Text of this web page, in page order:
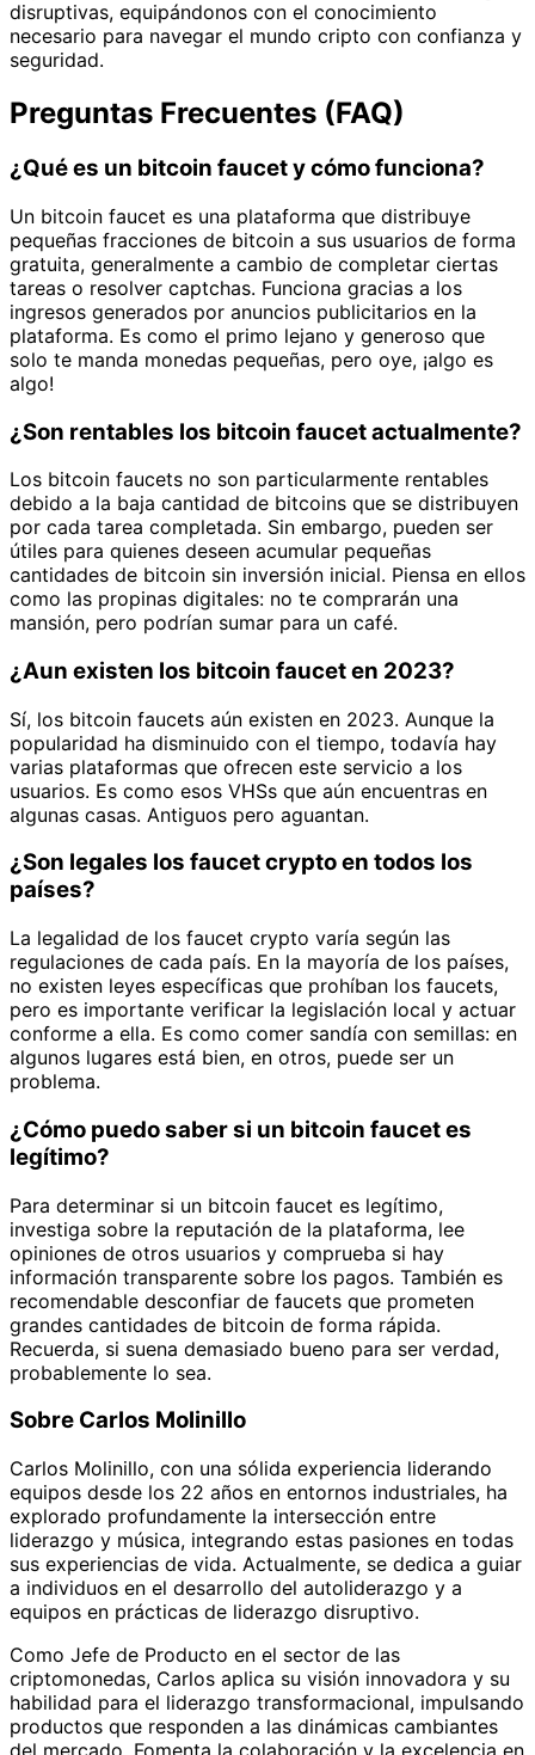
disruptivas, equipándonos con el conocimiento
necesario para navegar el mundo cripto con confianza y
seguridad.
Preguntas Frecuentes (FAQ)
¿Qué es un bitcoin faucet y cómo funciona?
Un bitcoin faucet es una plataforma que distribuye
pequeñas fracciones de bitcoin a sus usuarios de forma
gratuita, generalmente a cambio de completar ciertas
tareas o resolver captchas. Funciona gracias a los
ingresos generados por anuncios publicitarios en la
plataforma. Es como el primo lejano y generoso que
solo te manda monedas pequeñas, pero oye, ¡algo es
algo!
¿Son rentables los bitcoin faucet actualmente?
Los bitcoin faucets no son particularmente rentables
debido a la baja cantidad de bitcoins que se distribuyen
por cada tarea completada. Sin embargo, pueden ser
útiles para quienes deseen acumular pequeñas
cantidades de bitcoin sin inversión inicial. Piensa en ellos
como las propinas digitales: no te comprarán una
mansión, pero podrían sumar para un café.
¿Aun existen los bitcoin faucet en 2023?
Sí, los bitcoin faucets aún existen en 2023. Aunque la
popularidad ha disminuido con el tiempo, todavía hay
varias plataformas que ofrecen este servicio a los
usuarios. Es como esos VHSs que aún encuentras en
algunas casas. Antiguos pero aguantan.
¿Son legales los faucet crypto en todos los
países?
La legalidad de los faucet crypto varía según las
regulaciones de cada país. En la mayoría de los países,
no existen leyes específicas que prohíban los faucets,
pero es importante verificar la legislación local y actuar
conforme a ella. Es como comer sandía con semillas: en
algunos lugares está bien, en otros, puede ser un
problema.
¿Cómo puedo saber si un bitcoin faucet es
legítimo?
Para determinar si un bitcoin faucet es legítimo,
investiga sobre la reputación de la plataforma, lee
opiniones de otros usuarios y comprueba si hay
información transparente sobre los pagos. También es
recomendable desconfiar de faucets que prometen
grandes cantidades de bitcoin de forma rápida.
Recuerda, si suena demasiado bueno para ser verdad,
probablemente lo sea.
Sobre Carlos Molinillo
Carlos Molinillo, con una sólida experiencia liderando
equipos desde los 22 años en entornos industriales, ha
explorado profundamente la intersección entre
liderazgo y música, integrando estas pasiones en todas
sus experiencias de vida. Actualmente, se dedica a guiar
a individuos en el desarrollo del autoliderazgo y a
equipos en prácticas de liderazgo disruptivo.
Como Jefe de Producto en el sector de las
criptomonedas, Carlos aplica su visión innovadora y su
habilidad para el liderazgo transformacional, impulsando
productos que responden a las dinámicas cambiantes